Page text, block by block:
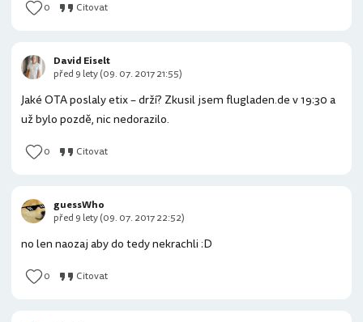
0 Citovat
Jaké OTA poslaly etix – drží? Zkusil jsem flugladen.de v 19:30 a
už bylo pozdě, nic nedorazilo.
0 Citovat
David Eiselt
před 9 lety (09. 07. 2017 21:55)
no len naozaj aby do tedy nekrachli :D
0 Citovat
guessWho
před 9 lety (09. 07. 2017 22:52)